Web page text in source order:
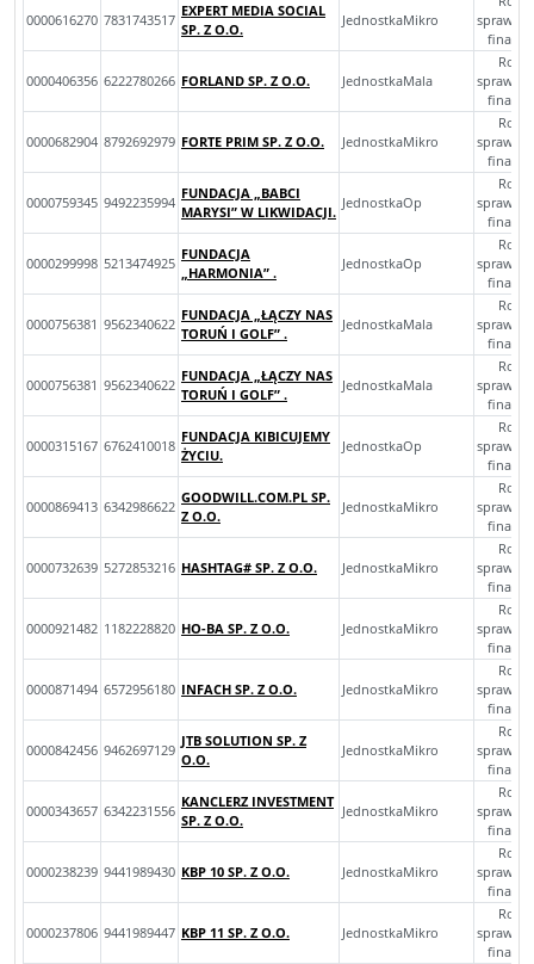
0000616270 7831743517
EXPERT MEDIA SOCIAL
SP. Z O.O.
JednostkaMikro
0000406356 6222780266 FORLAND SP. Z O.O. JednostkaMala
0000682904 8792692979 FORTE PRIM SP. Z O.O. JednostkaMikro
0000759345 9492235994
FUNDACJA „BABCI
MARYSI” W LIKWIDACJI.
JednostkaOp
0000299998 5213474925
FUNDACJA
„HARMONIA” .
JednostkaOp
0000756381 9562340622
FUNDACJA „ŁĄCZY NAS
TORUŃ I GOLF” .
JednostkaMala
0000756381 9562340622
FUNDACJA „ŁĄCZY NAS
TORUŃ I GOLF” .
JednostkaMala
0000315167 6762410018
FUNDACJA KIBICUJEMY
ŻYCIU.
JednostkaOp
0000869413 6342986622
GOODWILL.COM.PL SP.
Z O.O.
JednostkaMikro
0000732639 5272853216 HASHTAG# SP. Z O.O. JednostkaMikro
0000921482 1182228820 HO-BA SP. Z O.O. JednostkaMikro
0000871494 6572956180 INFACH SP. Z O.O. JednostkaMikro
0000842456 9462697129
JTB SOLUTION SP. Z
O.O.
JednostkaMikro
0000343657 6342231556
KANCLERZ INVESTMENT
SP. Z O.O.
JednostkaMikro
0000238239 9441989430 KBP 10 SP. Z O.O. JednostkaMikro
0000237806 9441989447 KBP 11 SP. Z O.O. JednostkaMikro